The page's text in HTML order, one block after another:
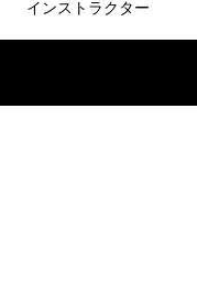
インストラクター